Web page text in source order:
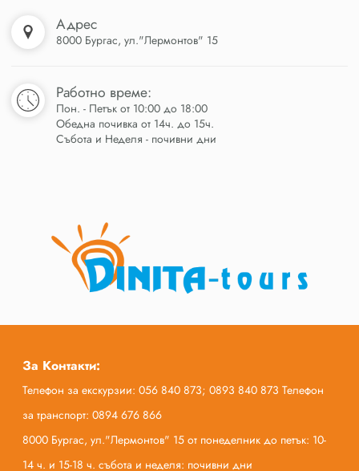
Адрес
8000 Бургас, ул."Лермонтов" 15
Работно време:
Пон. - Петък от 10:00 до 18:00
Обедна почивка от 14ч. до 15ч.
Събота и Неделя - почивни дни
За Контакти:
Телефон за екскурзии: 056 840 873; 0893 840 873 Телефон
за транспорт: 0894 676 866
8000 Бургас, ул."Лермонтов" 15 от понеделник до петък: 10-
14 ч. и 15-18 ч. събота и неделя: почивни дни